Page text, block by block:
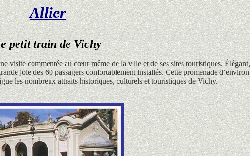
Allier
petit train de Vichy
visite commentée au cœur même de la ville et de ses sites touristiques. Élégant,
joie des 60 passagers confortablement installés. Cette promenade d’environ
les nombreux attraitshistoriques,culturelsettouristiquesdeVichy.